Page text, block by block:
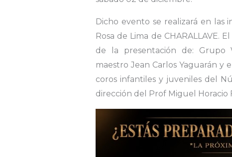
Dicho evento se realizará en las
Rosa de Lima de CHARALLAVE.
de la presentación de: Grupo
maestro Jean Carlos Yaguarán y
coros infantiles y juveniles del
dirección del Prof Miguel Horacio